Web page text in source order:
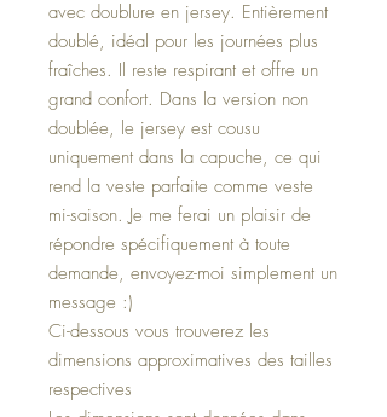
avec doublure en jersey. Entièrement
doublé, idéal pour les journées plus
fraîches. Il reste respirant et offre un
grand confort. Dans la version non
doublée, le jersey est cousu
uniquement dans la capuche, ce qui
rend la veste parfaite comme veste
mi-saison. Je me ferai un plaisir de
répondre spécifiquement à toute
demande, envoyez-moi simplement un
message :)
Ci-dessous vous trouverez les
dimensions approximatives des tailles
respectives